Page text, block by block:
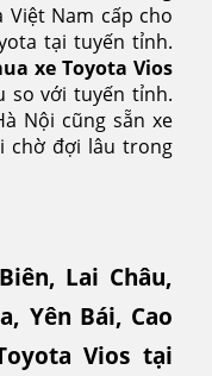
Nam cấp cho
tại tuyến tỉnh.
xe Toyota Vios
so với tuyến tỉnh.
Nội cũng sẵn xe
chờ đợi lâu trong
Lai Châu,
Yên Bái, Cao
Vios tại